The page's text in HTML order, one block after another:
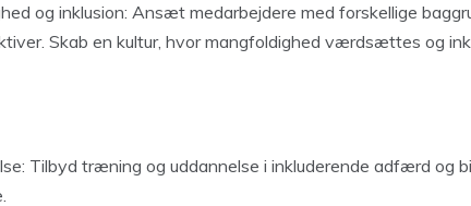
og inklusion: Ansæt medarbejdere med forskellige
Skab en kultur, hvor mangfoldighed værdsættes og
Tilbyd træning og uddannelse i inkluderende adfærd og